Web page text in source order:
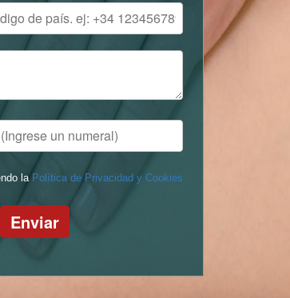
la Política de Privacidad y Cookies
Enviar